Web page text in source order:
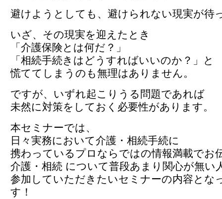
避けようとしても、避けられない現実が待
いざ、その現実を迎えたとき
「介護保険とは何だ？」
「相続手続きはどうすればいいのか？」と
慌ててしまうのも無理はありません。
ですが、いずれ起こりうる問題であれば
未然に対策をしておく必要性があります。
本セミナーでは、
日々実務において介護・相続手続に
携わっているプロならではの情報満載でお
介護・相続 について普段あまり関心が無い
参加していただきたいセミナーの内容とな
す！